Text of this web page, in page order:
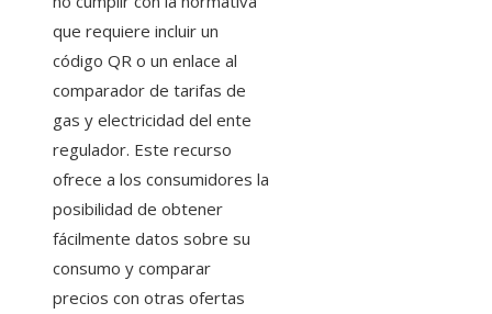
que requiere incluir un
código QR o un enlace al
comparador de tarifas de
gas y electricidad del ente
regulador. Este recurso
ofrece a los consumidores la
posibilidad de obtener
fácilmente datos sobre su
consumo y comparar
precios con otras ofertas